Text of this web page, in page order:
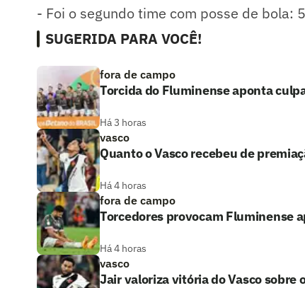
- Foi o segundo time com posse de bola:
SUGERIDA PARA VOCÊ!
fora de campo
Torcida do Fluminense aponta
Há 3 horas
vasco
Quanto o Vasco recebeu de
Há 4 horas
fora de campo
Torcedores provocam Fluminense
Há 4 horas
vasco
Jair valoriza vitória do Vasco